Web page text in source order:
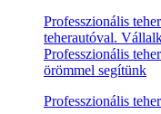
Professzionális
teherautóval.
Professzionális
örömmel segítünk
Professzionális